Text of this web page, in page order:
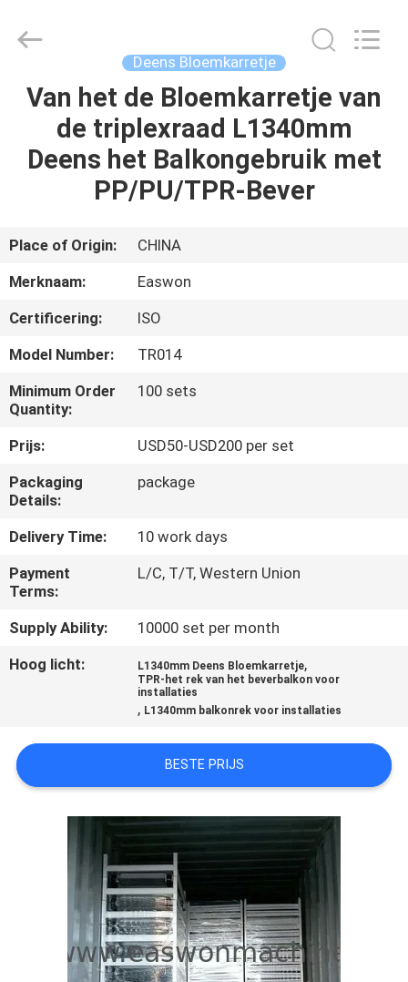
HUIS
PRODUCTEN
ONS
KWALITEITSCONTROLE
CONTACTEER
ONS
NIEUWS
VERZOEK
OM EEN
CITAAT
PRIVACY
POLICY
Export
Reserved.
Deens Bloemkarretje
Van het de Bloemkarretje van
de triplexraad L1340mm
Deens het Balkongebruik met
PP/PU/TPR-Bever
Place of Origin:
CHINA
Merknaam:
Easwon
Certificering:
ISO
Model Number:
TR014
Minimum Order
Quantity:
100 sets
Prijs:
USD50-USD200 per set
Packaging
Details:
package
Delivery Time:
10 work days
Payment
Terms:
L/C, T/T, Western Union
Supply Ability:
10000 set per month
Hoog licht:
L1340mm Deens Bloemkarretje,
TPR-het rek van het beverbalkon voor
installaties
, L1340mm balkonrek voor installaties
BESTE PRIJS